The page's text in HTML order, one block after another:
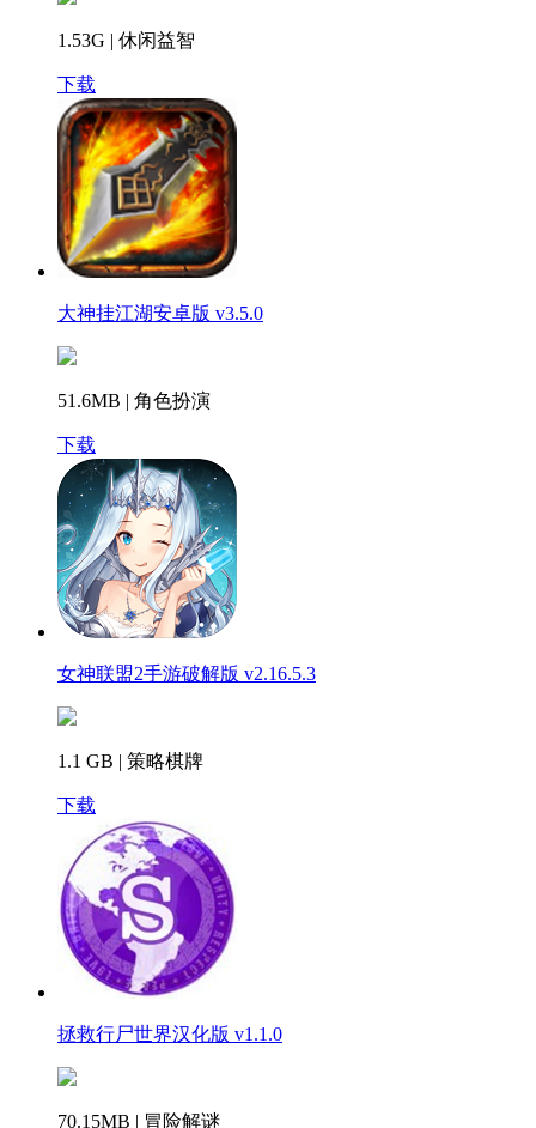
1.53G | 休闲益智
下载
大神挂江湖安卓版 v3.5.0
51.6MB | 角色扮演
下载
女神联盟2手游破解版 v2.16.5.3
1.1 GB | 策略棋牌
下载
拯救行尸世界汉化版 v1.1.0
70.15MB | 冒险解谜